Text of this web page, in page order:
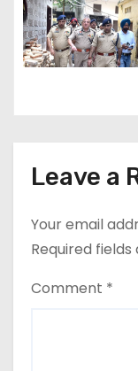
Leave a
Your email
Required
Comment *